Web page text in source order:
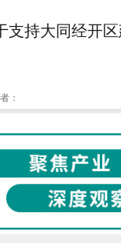
支持大同经开
：